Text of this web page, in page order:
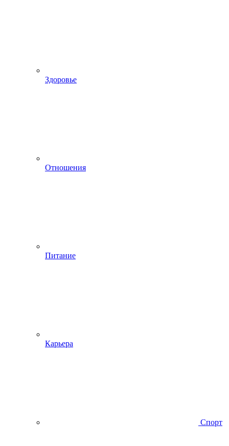
Здоровье
Отношения
Питание
Карьера
Спорт